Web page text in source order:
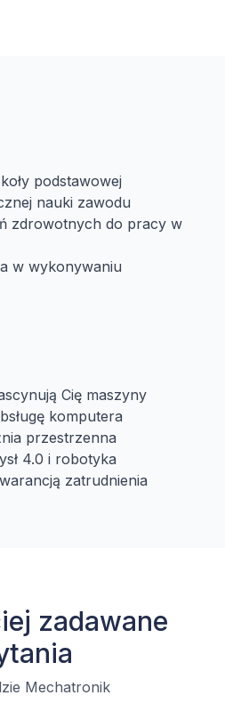
podstawowej
nauki zawodu
zdrowotnych do pracy w
w wykonywaniu
Cię maszyny
komputera
przestrzenna
4.0 i robotyka
zatrudnienia
zadawane
Mechatronik